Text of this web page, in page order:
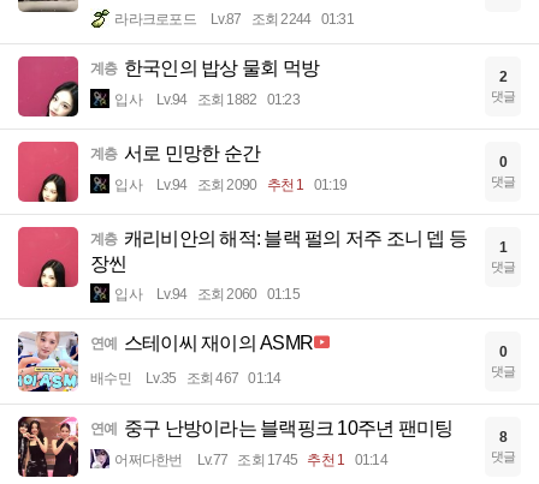
라라크로포드 Lv.87 조회 2244 01:31
계층 한국인의 밥상 물회 먹방
입사 Lv.94 조회 1882 01:23
2
댓글
계층 서로 민망한 순간
입사 Lv.94 조회 2090 추천 1 01:19
0
댓글
계층 캐리비안의 해적: 블랙 펄의 저주 조니 뎁 등
장씬
입사 Lv.94 조회 2060 01:15
1
댓글
연예 스테이씨 재이의 ASMR
배수민 Lv.35 조회 467 01:14
0
댓글
연예 중구 난방이라는 블랙핑크 10주년 팬미팅
어쩌다한번 Lv.77 조회 1745 추천 1 01:14
8
댓글